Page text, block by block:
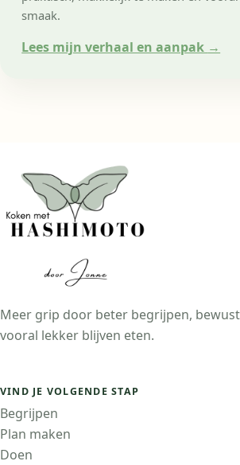
smaak.
Lees mijn verhaal en aanpak →
Meer grip door beter begrijpen,
vooral lekker blijven eten.
VIND JE VOLGENDE STAP
Begrijpen
Plan maken
Doen